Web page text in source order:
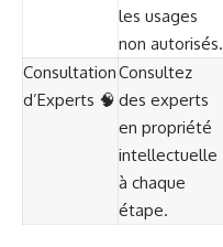
les usages
non autorisés.
Consultation
d’Experts 🧠
Consultez
des experts
en propriété
intellectuelle
à chaque
étape.